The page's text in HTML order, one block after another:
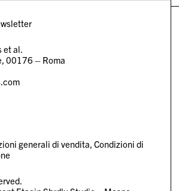
et al.
00176 – Roma
generali di vendita Condizioni di